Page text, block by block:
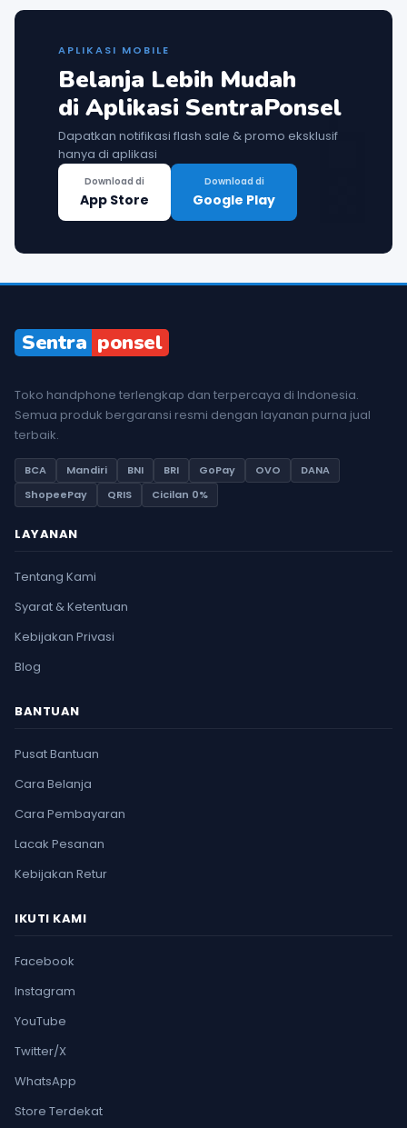
APLIKASI MOBILE
Belanja Lebih Mudah
di Aplikasi SentraPonsel
Dapatkan notifikasi flash sale & promo eksklusif
hanya di aplikasi
Download di
App Store
Download di
Google Play
Sentra ponsel
Toko handphone terlengkap dan terpercaya di Indonesia.
Semua produk bergaransi resmi dengan layanan purna jual
terbaik.
BCA Mandiri BNI BRI GoPay OVO
DANA
ShopeePay
QRIS Cicilan 0%
LAYANAN
Tentang Kami
Syarat & Ketentuan
Kebijakan Privasi
Blog
BANTUAN
Pusat Bantuan
Cara Belanja
Cara Pembayaran
Lacak Pesanan
Kebijakan Retur
IKUTI KAMI
Facebook
Instagram
YouTube
Twitter/X
WhatsApp
Store Terdekat